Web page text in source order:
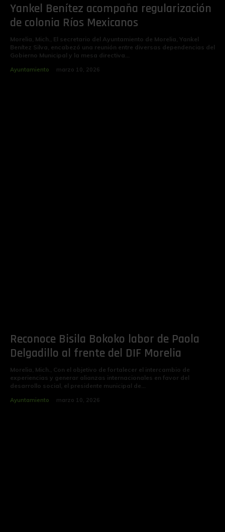
Yankel Benítez acompaña regularización
de colonia Ríos Mexicanos
Morelia, Mich., El secretario del Ayuntamiento de Morelia, Yankel
Benítez Silva, encabezó una reunión entre diversas dependencias del
Gobierno Municipal y la mesa directiva...
Ayuntamiento marzo 10, 2026
Reconoce Bisila Bokoko labor de Paola
Delgadillo al frente del DIF Morelia
Morelia, Mich., Con el objetivo de fortalecer el intercambio de
experiencias y generar alianzas internacionales en favor del
desarrollo social, el presidente municipal de...
Ayuntamiento marzo 10, 2026